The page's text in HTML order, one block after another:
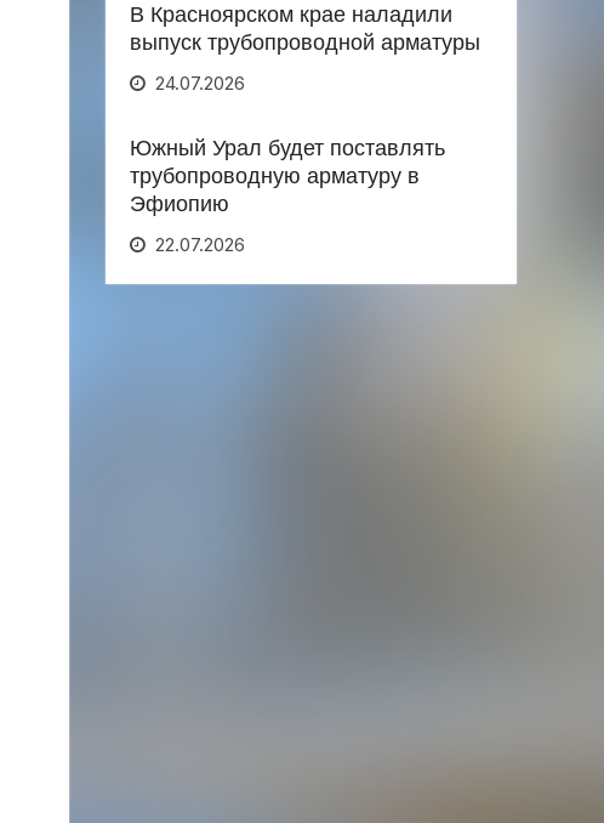
В Красноярском крае наладили
выпуск трубопроводной арматуры
24.07.2026
Южный Урал будет поставлять
трубопроводную арматуру в
Эфиопию
22.07.2026